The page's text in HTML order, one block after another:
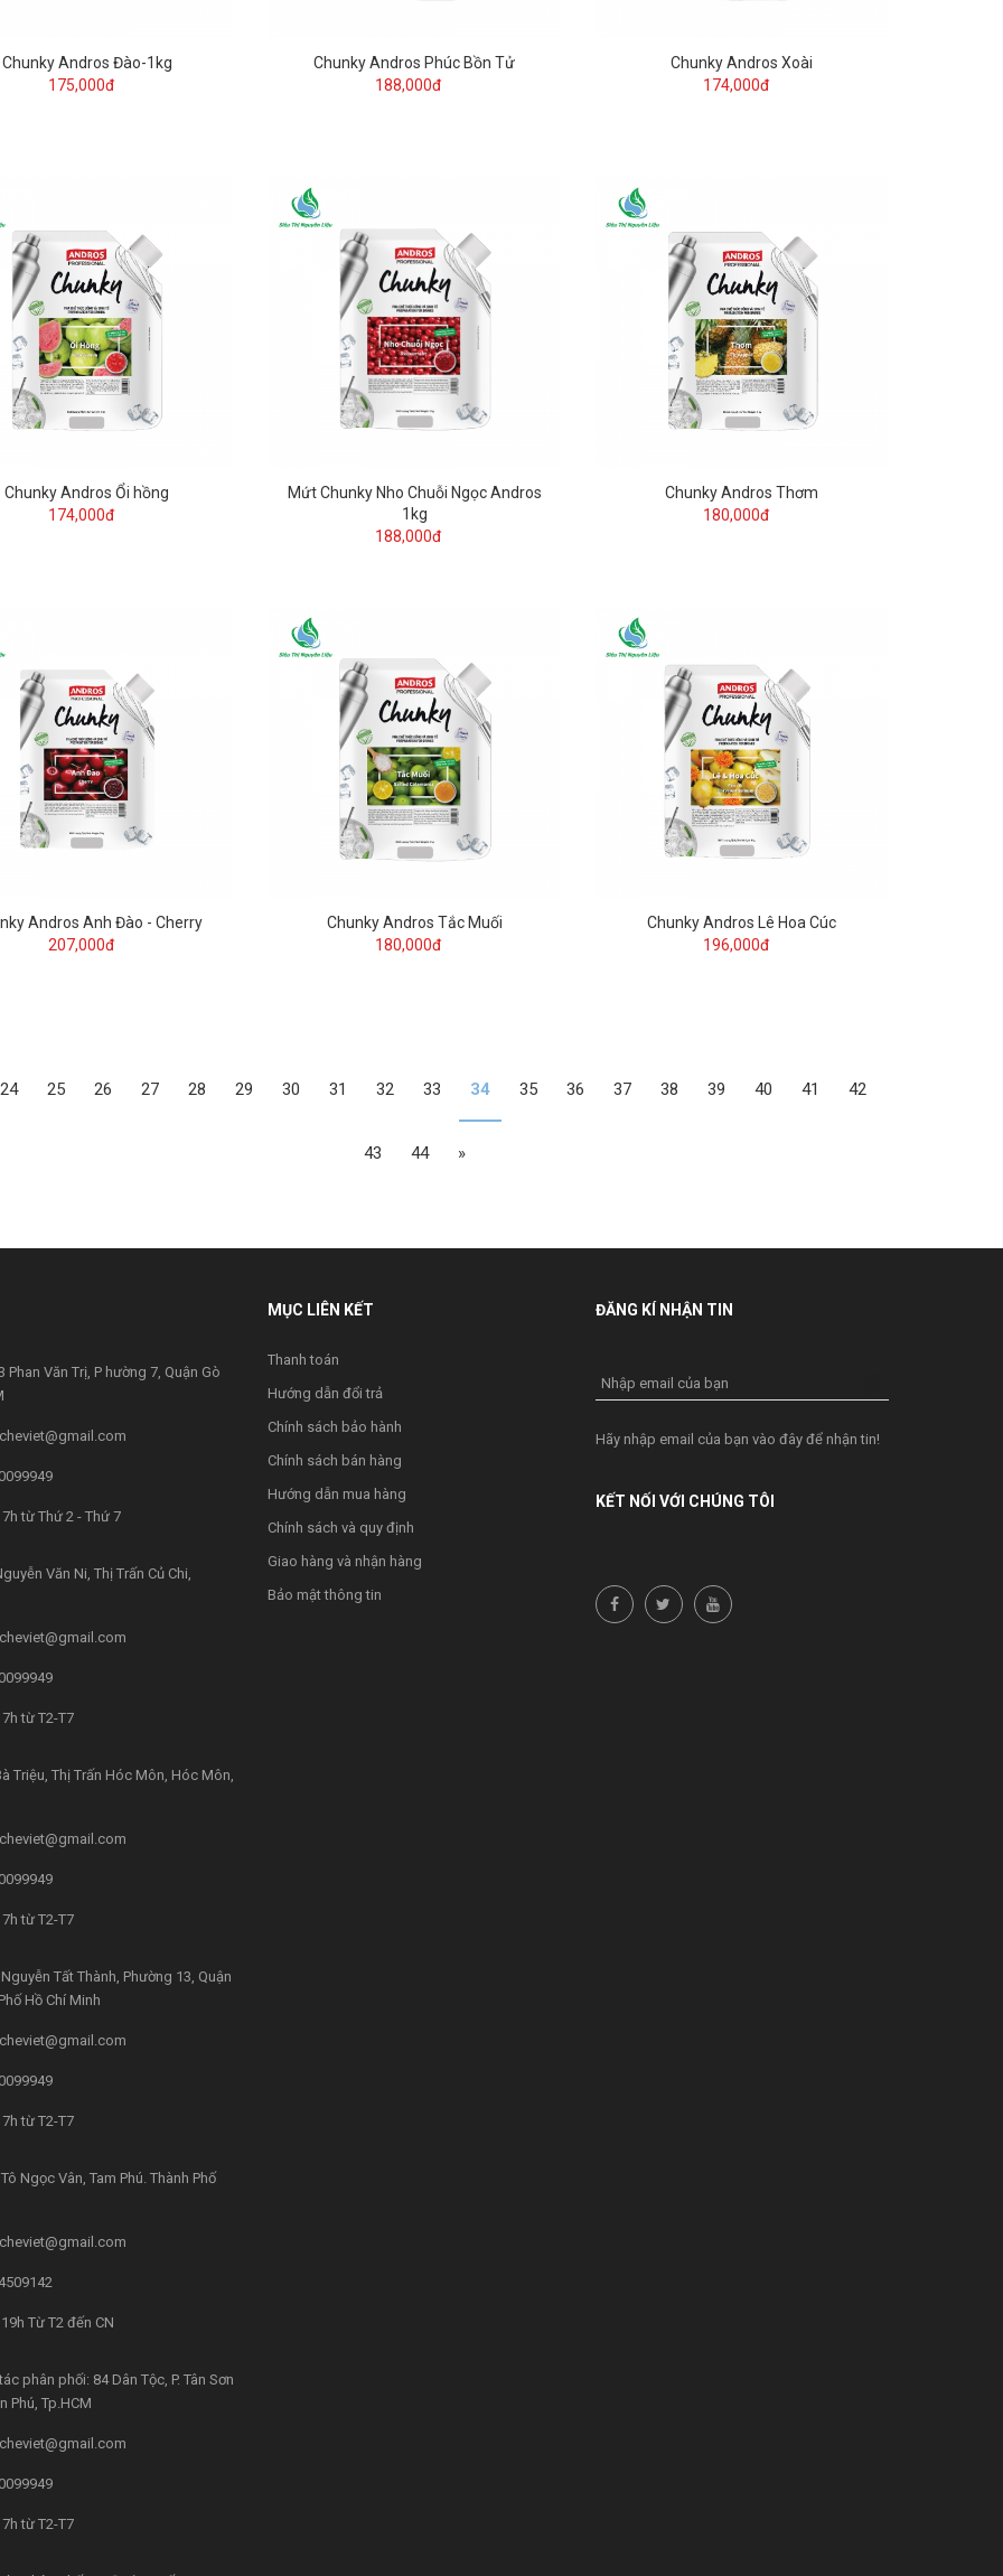
Chunky Andros Đào-1kg
175,000đ
Chunky Andros Phúc Bồn Tử
188,000đ
Chunky Andros Xoài
174,000đ
Chunky Andros Ổi hồng
174,000đ
Mứt Chunky Nho Chuỗi Ngọc Andros
1kg
188,000đ
Chunky Andros Thơm
180,000đ
Andros Anh Đào - Cherry
207,000đ
Chunky Andros Tắc Muối
180,000đ
Chunky Andros Lê Hoa Cúc
196,000đ
24 25 26 27 28 29 30 31 32 33 34 35 36 37 38 39 40 41 42
43 44 »
Phan Văn Trị, P hường 7, Quận Gò
từ Thứ 2 - Thứ 7
Văn Ni, Thị Trấn Củ Chi,
từ T2-T7
Triệu, Thị Trấn Hóc Môn, Hóc Môn,
từ T2-T7
Tất Thành, Phường 13, Quận
Hồ Chí Minh
từ T2-T7
Ngọc Vân, Tam Phú. Thành Phố
Từ T2 đến CN
phân phối: 84 Dân Tộc, P. Tân Sơn
Phú, Tp.HCM
từ T2-T7
MỤC LIÊN KẾT
Thanh toán
Hướng dẫn đổi trả
Chính sách bảo hành
Chính sách bán hàng
Hướng dẫn mua hàng
Chính sách và quy định
Giao hàng và nhận hàng
Bảo mật thông tin
ĐĂNG KÍ NHẬN TIN
Nhập email của bạn
Hãy nhập email của bạn vào đây để nhận tin!
KẾT NỐI VỚI CHÚNG TÔI